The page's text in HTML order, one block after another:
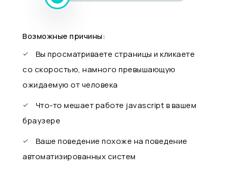
Возможные причины:
Вы просматриваете страницы и кликаете
со скоростью, намного превышающую
ожидаемую от человека
Что-то мешает работе javascript в вашем
браузере
Ваше поведение похоже на поведение
автоматизированных систем